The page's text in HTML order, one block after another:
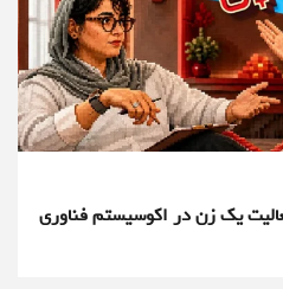
یک زن در اکوسیستم فناوری